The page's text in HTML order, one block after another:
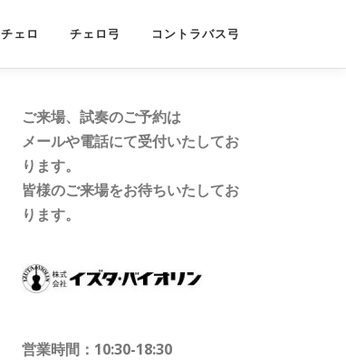
チェロ チェロ弓 コントラバス弓
ご来場、試奏のご予約は
メールや電話にて受付いたしてお
ります。
皆様のご来場をお待ちいたしてお
ります。
営業時間：10:30-18:30